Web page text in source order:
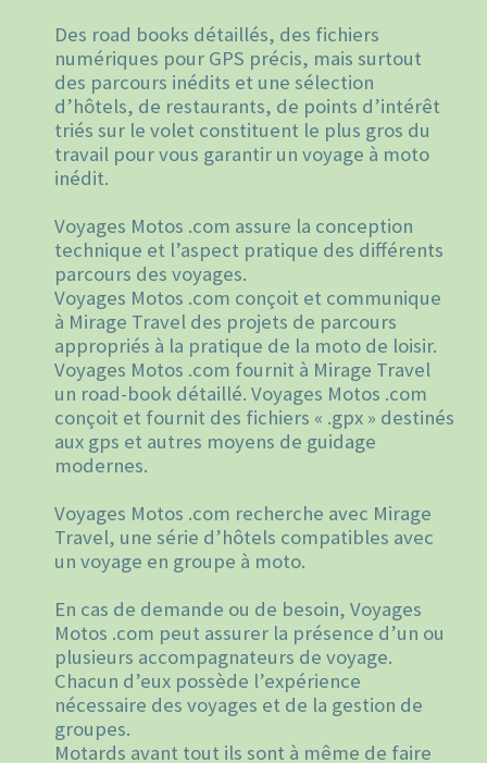
Des road books détaillés, des fichiers
numériques pour GPS précis, mais surtout
des parcours inédits et une sélection
d’hôtels, de restaurants, de points d’intérêt
triés sur le volet constituent le plus gros du
travail pour vous garantir un voyage à moto
inédit.
Voyages Motos .com assure la conception
technique et l’aspect pratique des différents
parcours des voyages.
Voyages Motos .com conçoit et communique
à Mirage Travel des projets de parcours
appropriés à la pratique de la moto de loisir.
Voyages Motos .com fournit à Mirage Travel
un road-book détaillé. Voyages Motos .com
conçoit et fournit des fichiers « .gpx » destinés
aux gps et autres moyens de guidage
modernes.
Voyages Motos .com recherche avec Mirage
Travel, une série d’hôtels compatibles avec
un voyage en groupe à moto.
En cas de demande ou de besoin, Voyages
Motos .com peut assurer la présence d’un ou
plusieurs accompagnateurs de voyage.
Chacun d’eux possède l’expérience
nécessaire des voyages et de la gestion de
groupes.
Motards avant tout ils sont à même de faire